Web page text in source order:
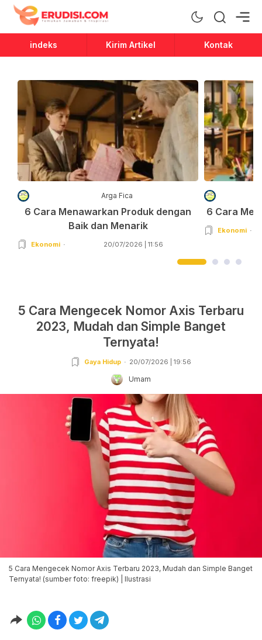
Erudisi
Temukan Jawaban dan Inspirasi
indeks Kirim Artikel Kontak
Arga Fica
6 Cara Menawarkan Produk dengan
Baik dan Menarik
Ekonomi 20/07/2026 | 11:56
6 Cara
Ekonomi
5 Cara Mengecek Nomor Axis Terbaru
2023, Mudah dan Simple Banget
Ternyata!
Gaya Hidup 20/07/2026 | 19:56
Umam
5 Cara Mengecek Nomor Axis Terbaru 2023, Mudah dan Simple Banget
Ternyata! (sumber foto: freepik) | Ilustrasi